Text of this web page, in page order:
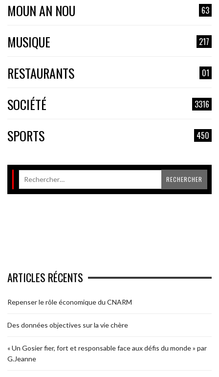
MOUN AN NOU 63
MUSIQUE 217
RESTAURANTS 01
SOCIÉTÉ 3316
SPORTS 450
ARTICLES RÉCENTS
Repenser le rôle économique du CNARM
Des données objectives sur la vie chère
« Un Gosier fier, fort et responsable face aux défis du monde » par
G.Jeanne